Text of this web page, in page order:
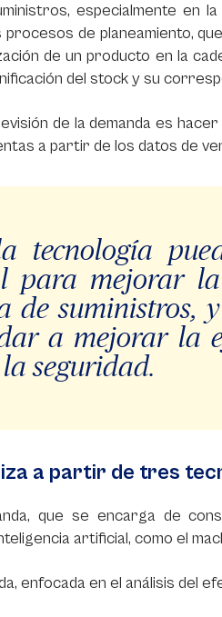
especialmente en
de planeamiento,
de un producto en la
del stock y su
de la demanda es
a partir de los datos de
tecnología
para mejorar
de suministros,
a mejorar la
seguridad.
a partir de tres
que se encarga de
artificial, como el
enfocada en el análisis del